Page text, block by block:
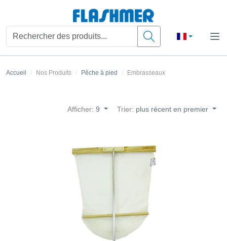
Accueil Nos Produits Pêche à pied Embrasseaux
Afficher:9 Trier: plus récent en premier